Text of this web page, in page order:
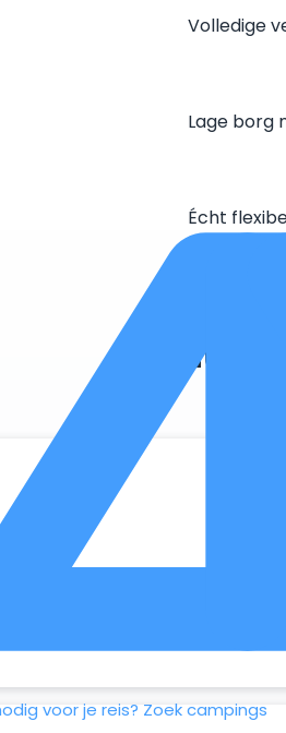
voor je reis? Zoek campings
Volledige
Lage borg
Écht
niet gebruikt worden. Zo maken